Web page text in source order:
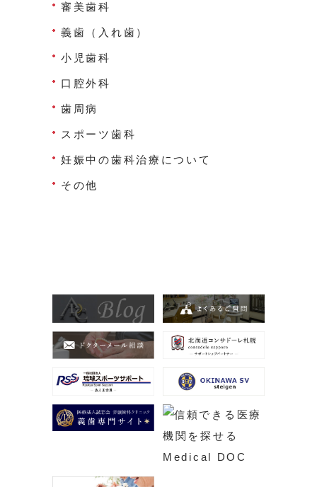
審美歯科
義歯（入れ歯）
小児歯科
口腔外科
歯周病
スポーツ歯科
妊娠中の歯科治療について
その他